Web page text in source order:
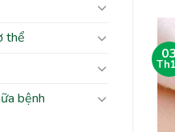
thể
bệnh
03